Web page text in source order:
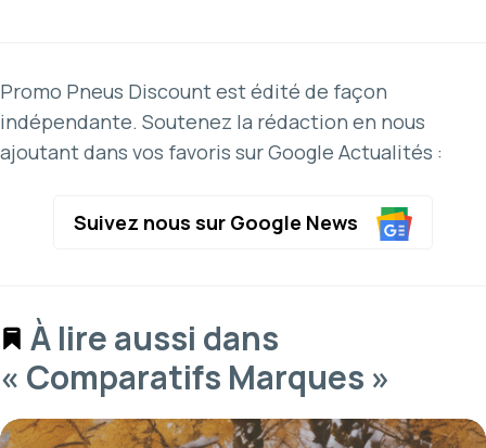
Promo Pneus Discount est édité de façon
indépendante. Soutenez la rédaction en nous
ajoutant dans vos favoris sur Google Actualités :
Suivez nous sur Google News
À lire aussi dans
« Comparatifs Marques »